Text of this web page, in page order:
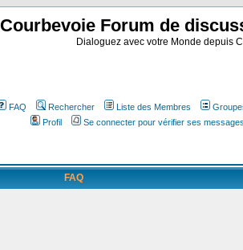
Courbevoie Forum de
Dialoguez avec votre Monde depuis
FAQ Rechercher Liste des Membres
Profil
Se connecter pour vérifier ses
FAQ